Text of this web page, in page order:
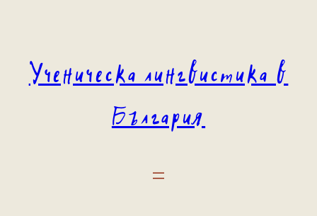
Ученическа лингвистика в
България